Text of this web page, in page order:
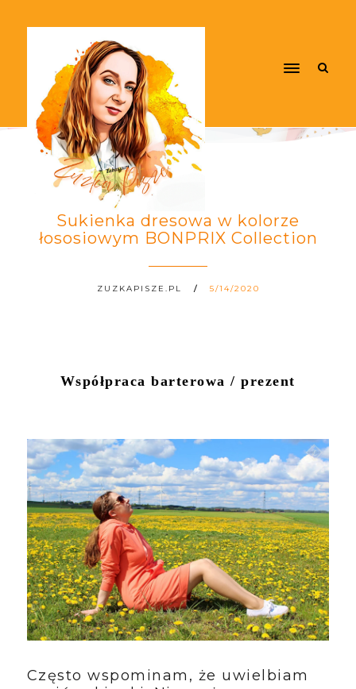
Sukienka dresowa w kolorze
łososiowym BONPRIX Collection
ZUZKAPISZE.PL 5/14/2020
Współpraca barterowa / prezent
Często wspominam, że uwielbiam